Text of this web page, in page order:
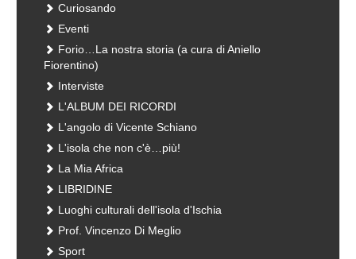
Curiosando
Eventi
Forio…La nostra storia (a cura di Aniello
Fiorentino)
Interviste
L'ALBUM DEI RICORDI
L'angolo di Vicente Schiano
L'isola che non c'è…più!
La Mia Africa
LIBRIDINE
Luoghi culturali dell'isola d'Ischia
Prof. Vincenzo Di Meglio
Sport